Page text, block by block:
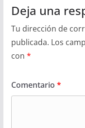
Deja una
Tu dirección de
publicada. Los
con *
Comentario *